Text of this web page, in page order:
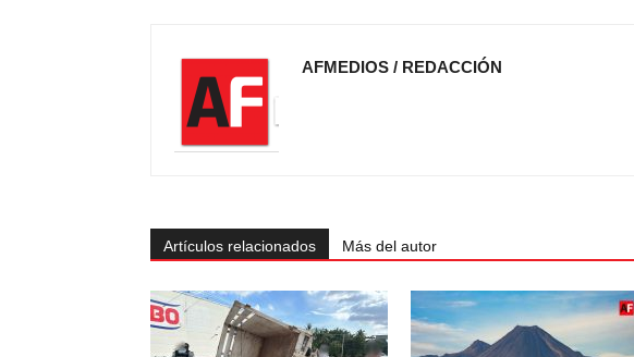
AFMEDIOS / REDACCIÓN
Artículos relacionados Más del autor